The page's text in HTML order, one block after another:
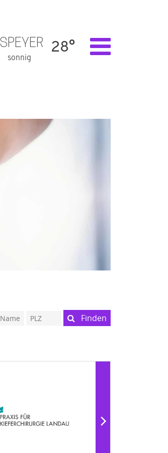
SPEYER
sonnig
28°
Finden